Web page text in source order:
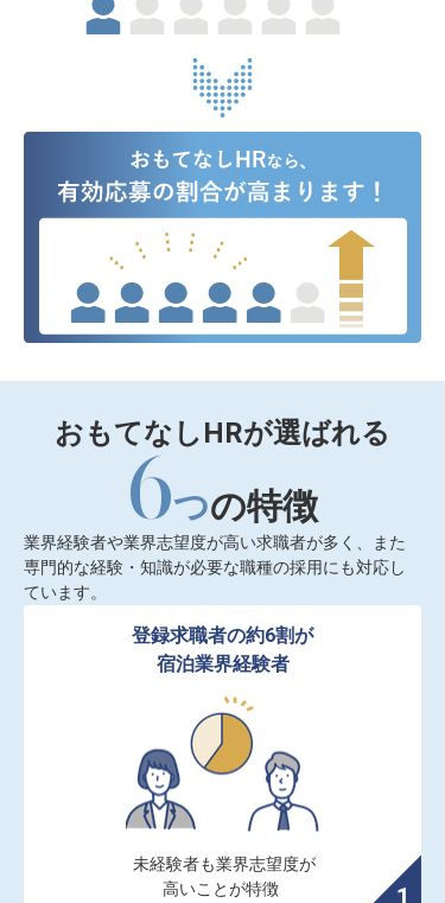
おもてなしHRが選ばれる
6つの特徴
業界経験者や業界志望度が高い求職者が多く、また
専門的な経験・知識が必要な職種の採用にも対応し
ています。
登録求職者の約6割が
宿泊業界経験者
未経験者も業界志望度が
高いことが特徴